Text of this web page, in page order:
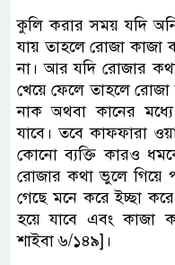
কুলি করার সময় যদি
যায় তাহলে রোজা কাজা
না। আর যদি রোজার
খেয়ে ফেলে তাহলে রোজা
নাক অথবা কানের
যাবে। তবে কাফফারা
কোনো ব্যক্তি কারও
রোজার কথা ভুলে গিয়ে
গেছে মনে করে ইচ্ছা
হয়ে যাবে এবং কাজা
শাইবা ৬/১৪৯]।